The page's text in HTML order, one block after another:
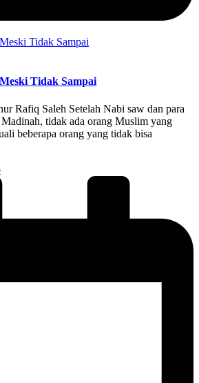
Tidak Sampai
Rafiq Saleh Setelah Nabi saw dan para
tidak ada orang Muslim yang
beberapa orang yang tidak bisa